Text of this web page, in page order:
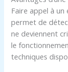
Faire appel à
permet de
ne deviennent
le
techniques